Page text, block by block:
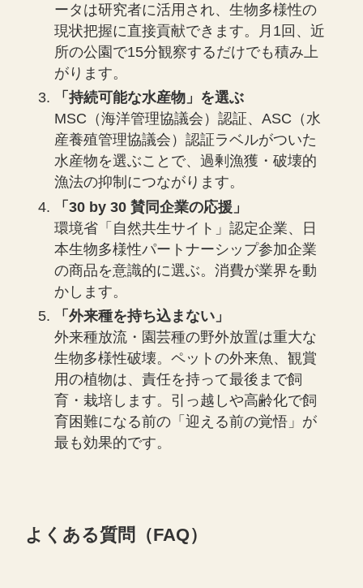
ータは研究者に活用され、生物多様性の
現状把握に直接貢献できます。月1回、近
所の公園で15分観察するだけでも積み上
がります。
「持続可能な水産物」を選ぶ
MSC（海洋管理協議会）認証、ASC（水
産養殖管理協議会）認証ラベルがついた
水産物を選ぶことで、過剰漁獲・破壊的
漁法の抑制につながります。
「30 by 30 賛同企業の応援」
環境省「自然共生サイト」認定企業、日
本生物多様性パートナーシップ参加企業
の商品を意識的に選ぶ。消費が業界を動
かします。
「外来種を持ち込まない」
外来種放流・園芸種の野外放置は重大な
生物多様性破壊。ペットの外来魚、観賞
用の植物は、責任を持って最後まで飼
育・栽培します。引っ越しや高齢化で飼
育困難になる前の「迎える前の覚悟」が
最も効果的です。
よくある質問（FAQ）